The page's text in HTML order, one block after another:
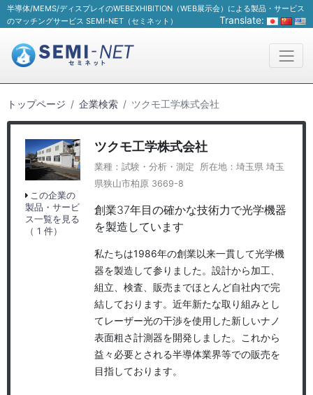
半導体/MEMS/ディスプレイのWEBEXHIBITION（WEB展示会）による製品・サービス
のマッチングサービス SEMI-NET（セミネット）
Translate:
トップページ 企業検索 ツクモ工学株式会社
この企業の
製品・サービ
ス一覧を見る
（ 1 件）
ツクモ工学株式会社
業種：試験・分析・測定 所在地：埼玉県 埼玉
県狭山市柏原 3669-8
創業37年目の確かな技術力で光学機器
を製造しています
私たちは1986年の創業以来一貫して光学機
器を製造して参りました。設計から加工、
組立、検査、販売までほとんど自社内で完
結しております。近年新たな取り組みとし
てレーザー光の干渉を使用した新しいナノ
表面粗さ計測器を開発しました。これから
益々必要とされる半導体業界等での販売を
目指しております。